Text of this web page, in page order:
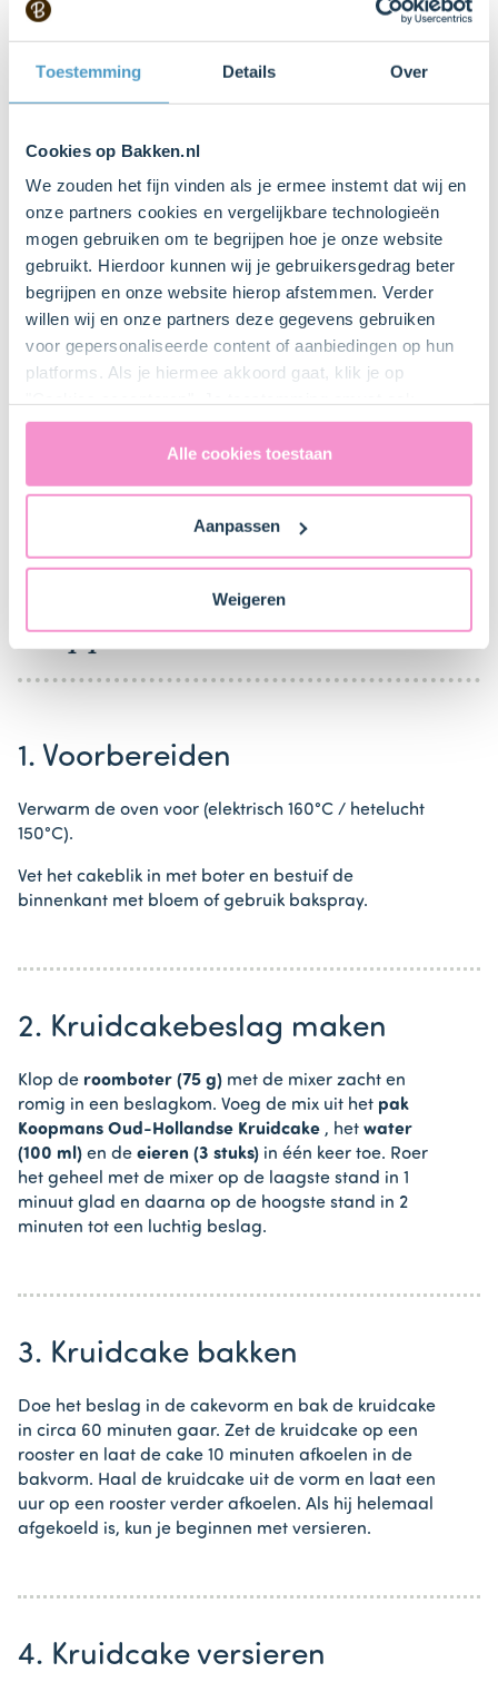
Toestemming Details Over
Cookies op Bakken.nl
We zouden het fijn vinden als je ermee instemt dat wij en
onze partners cookies en vergelijkbare technologieën
mogen gebruiken om te begrijpen hoe je onze website
gebruikt. Hierdoor kunnen wij je gebruikersgedrag beter
begrijpen en onze website hierop afstemmen. Verder
willen wij en onze partners deze gegevens gebruiken
voor gepersonaliseerde content of aanbiedingen op hun
platforms. Als je hiermee akkoord gaat, klik je op
uitdrukkelijk een eventuele gegevensoverdracht naar de
Verenigde Staten in de zin van artikel 49 AVG. Raadpleeg
ons
naar technology providers en partners in de Verenigde
Staten. Je kunt op elk moment van gedachten
Alle cookies toestaan
Aanpassen
Weigeren
Bestel dit product online
Cocktailprikker
Bloem om te bestuiven
Boter of bakspray om mee in te vetten
Bestel dit product online
Bestel gemakkelijk en snel je bakproducten
Stappen
1. Voorbereiden
Verwarm de oven voor (elektrisch 160°C / hetelucht
150°C).
Vet het cakeblik in met boter en bestuif de
binnenkant met bloem of gebruik bakspray.
2. Kruidcakebeslag maken
Klop de roomboter (75 g) met de mixer zacht en
romig in een beslagkom. Voeg de mix uit het pak
Koopmans Oud-Hollandse Kruidcake , het water
(100 ml) en de eieren (3 stuks) in één keer toe. Roer
het geheel met de mixer op de laagste stand in 1
minuut glad en daarna op de hoogste stand in 2
minuten tot een luchtig beslag.
3. Kruidcake bakken
Doe het beslag in de cakevorm en bak de kruidcake
in circa 60 minuten gaar. Zet de kruidcake op een
rooster en laat de cake 10 minuten afkoelen in de
bakvorm. Haal de kruidcake uit de vorm en laat een
uur op een rooster verder afkoelen. Als hij helemaal
afgekoeld is, kun je beginnen met versieren.
4. Kruidcake versieren